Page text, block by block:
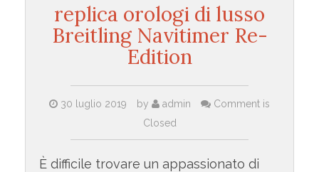
replica orologi di lusso
Breitling Navitimer Re-
Edition
30 luglio 2019 by admin
Comment is
Closed
È difficile trovare un appassionato di